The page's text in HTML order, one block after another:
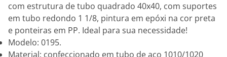
com estrutura de tubo quadrado 40x40, com suportes
em tubo redondo 1 1/8, pintura em epóxi na cor preta
e ponteiras em PP. Ideal para sua necessidade!
Modelo: 0195.
Material: confeccionado em tubo de aço 1010/1020